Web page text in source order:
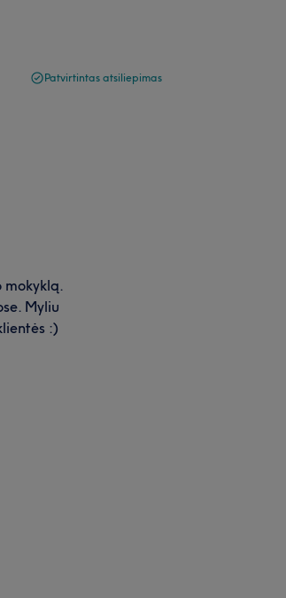
Patvirtintas atsiliepimas
mokyklą.
Myliu
:)